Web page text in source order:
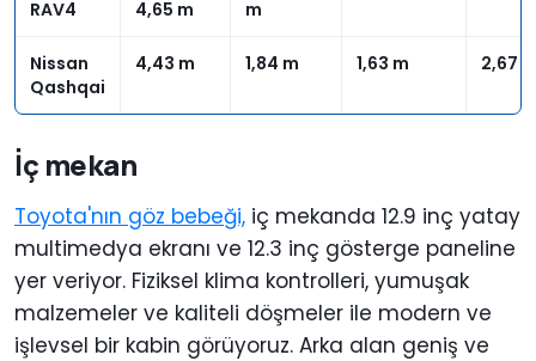
RAV4
4,65 m
m
Nissan
Qashqai
4,43 m 1,84 m 1,63 m 2,67
İç mekan
Toyota'nın göz bebeği, iç mekanda 12.9 inç yatay
multimedya ekranı ve 12.3 inç gösterge paneline
yer veriyor. Fiziksel klima kontrolleri, yumuşak
malzemeler ve kaliteli döşmeler ile modern ve
işlevsel bir kabin görüyoruz. Arka alan geniş ve